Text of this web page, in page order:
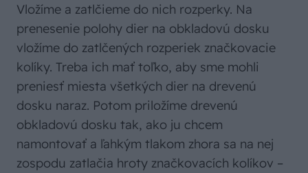
Vložíme a zatlčieme do nich rozperky. Na
prenesenie polohy dier na obkladovú dosku
vložíme do zatlčených rozperiek značkovacie
kolíky. Treba ich mať toľko, aby sme mohli
preniesť miesta všetkých dier na drevenú
dosku naraz. Potom priložíme drevenú
obkladovú dosku tak, ako ju chcem
namontovať a ľahkým tlakom zhora sa na nej
zospodu zatlačia hroty značkovacích kolíkov –